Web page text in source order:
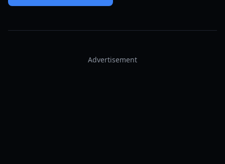
Advertisement